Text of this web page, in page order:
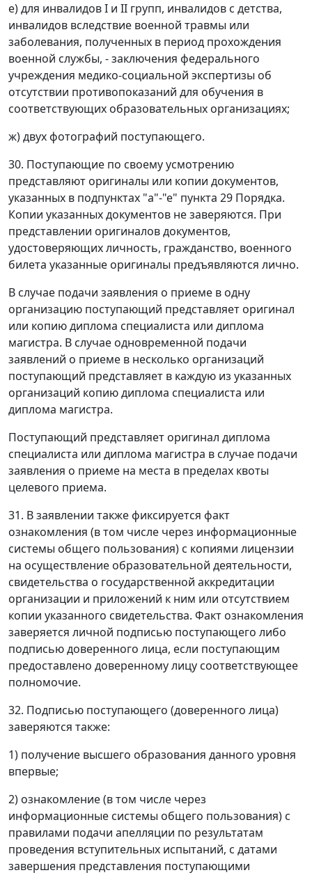
е) для инвалидов I и II групп, инвалидов с детства,
инвалидов вследствие военной травмы или
заболевания, полученных в период прохождения
военной службы, - заключения федерального
учреждения медико-социальной экспертизы об
отсутствии противопоказаний для обучения в
соответствующих образовательных организациях;
ж) двух фотографий поступающего.
30. Поступающие по своему усмотрению
представляют оригиналы или копии документов,
указанных в подпунктах "а"-"е" пункта 29 Порядка.
Копии указанных документов не заверяются. При
представлении оригиналов документов,
удостоверяющих личность, гражданство, военного
билета указанные оригиналы предъявляются лично.
В случае подачи заявления о приеме в одну
организацию поступающий представляет оригинал
или копию диплома специалиста или диплома
магистра. В случае одновременной подачи
заявлений о приеме в несколько организаций
поступающий представляет в каждую из указанных
организаций копию диплома специалиста или
диплома магистра.
Поступающий представляет оригинал диплома
специалиста или диплома магистра в случае подачи
заявления о приеме на места в пределах квоты
целевого приема.
31. В заявлении также фиксируется факт
ознакомления (в том числе через информационные
системы общего пользования) с копиями лицензии
на осуществление образовательной деятельности,
свидетельства о государственной аккредитации
организации и приложений к ним или отсутствием
копии указанного свидетельства. Факт ознакомления
заверяется личной подписью поступающего либо
подписью доверенного лица, если поступающим
предоставлено доверенному лицу соответствующее
полномочие.
32. Подписью поступающего (доверенного лица)
заверяются также:
1) получение высшего образования данного уровня
впервые;
2) ознакомление (в том числе через
информационные системы общего пользования) с
правилами подачи апелляции по результатам
проведения вступительных испытаний, с датами
завершения представления поступающими